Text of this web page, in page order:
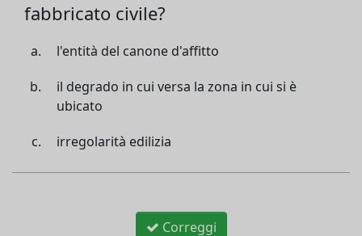
fabbricato civile?
l'entità del canone d'affitto
il degrado in cui versa la zona in cui si è
ubicato
irregolarità edilizia
Correggi